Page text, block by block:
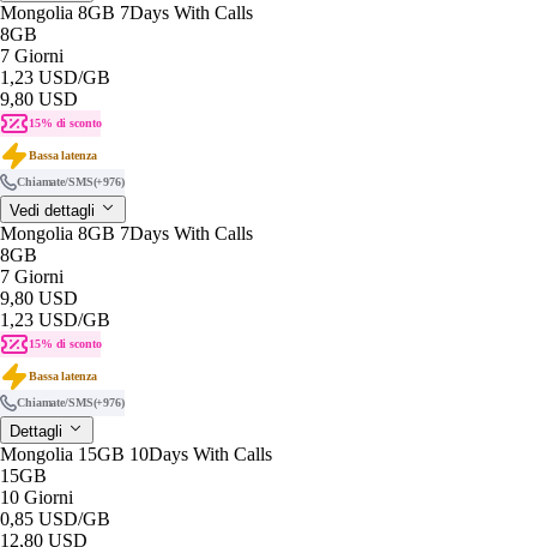
Mongolia 8GB 7Days With Calls
8GB
7 Giorni
1,23 USD/GB
9,80 USD
15% di sconto
Bassa latenza
Chiamate/SMS(+976)
Vedi dettagli
Mongolia 8GB 7Days With Calls
8GB
7 Giorni
9,80 USD
1,23 USD/GB
15% di sconto
Bassa latenza
Chiamate/SMS(+976)
Dettagli
Mongolia 15GB 10Days With Calls
15GB
10 Giorni
0,85 USD/GB
12,80 USD